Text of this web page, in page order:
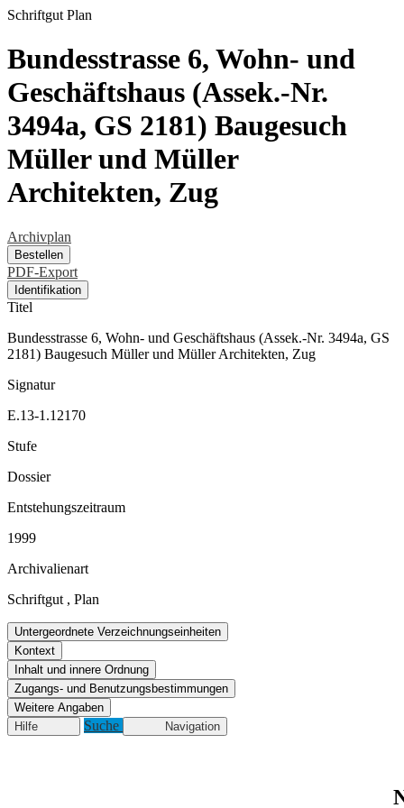
Schriftgut Plan
Bundesstrasse 6, Wohn- und
Geschäftshaus (Assek.-Nr.
3494a, GS 2181) Baugesuch
Müller und Müller
Architekten, Zug
Archivplan
Bestellen
PDF-Export
Identifikation
Titel
Bundesstrasse 6, Wohn- und Geschäftshaus (Assek.-Nr. 3494a, GS
2181) Baugesuch Müller und Müller Architekten, Zug
Signatur
E.13-1.12170
Stufe
Dossier
Entstehungszeitraum
1999
Archivalienart
Schriftgut , Plan
Untergeordnete Verzeichnungseinheiten
Kontext
Inhalt und innere Ordnung
Zugangs- und Benutzungsbestimmungen
Weitere Angaben
Hilfe
Suche Navigation